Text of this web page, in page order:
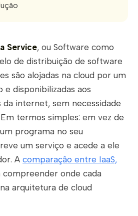
Service, ou Software como
de distribuição de software
são alojadas na cloud por um
disponibilizadas aos
da internet, sem necessidade
termos simples: em vez de
programa no seu
um serviço e acede a ele
A comparação entre IaaS,
compreender onde cada
arquitetura de cloud